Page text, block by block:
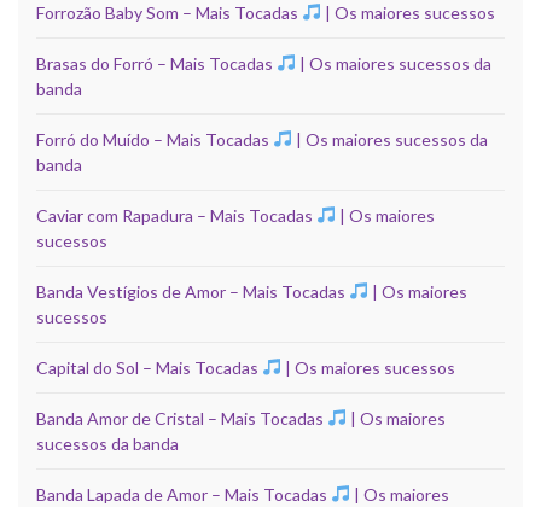
Forrozão Baby Som – Mais Tocadas | Os maiores sucessos
Brasas do Forró – Mais Tocadas
| Os maiores sucessos da
banda
Forró do Muído – Mais Tocadas
| Os maiores sucessos da
banda
Caviar com Rapadura – Mais Tocadas
| Os maiores
sucessos
Banda Vestígios de Amor – Mais Tocadas
| Os maiores
sucessos
Capital do Sol – Mais Tocadas | Os maiores sucessos
Banda Amor de Cristal – Mais Tocadas
| Os maiores
sucessos da banda
Banda Lapada de Amor – Mais Tocadas
| Os maiores